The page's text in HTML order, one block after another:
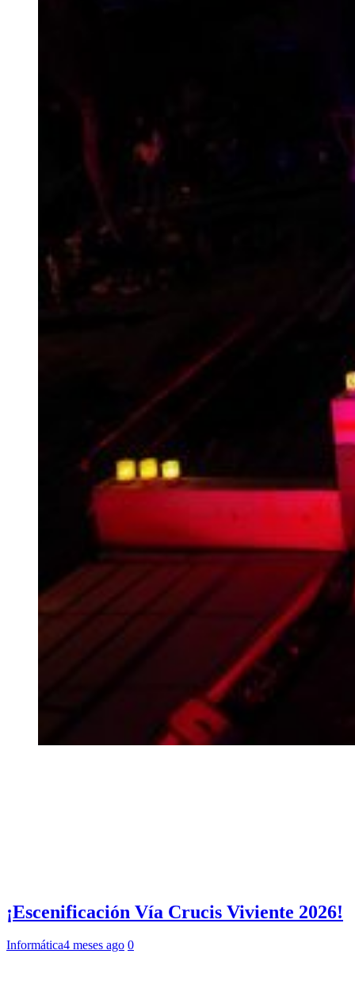
¡Escenificación Vía Crucis Viviente 2026!
Informática4 meses ago 0